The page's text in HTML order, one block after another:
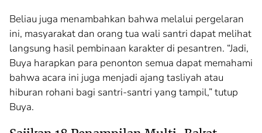
Beliau juga menambahkan bahwa melalui pergelaran
ini, masyarakat dan orang tua wali santri dapat melihat
langsung hasil pembinaan karakter di pesantren. “Jadi,
Buya harapkan para penonton semua dapat memahami
bahwa acara ini juga menjadi ajang tasliyah atau
hiburan rohani bagi santri-santri yang tampil,” tutup
Buya.